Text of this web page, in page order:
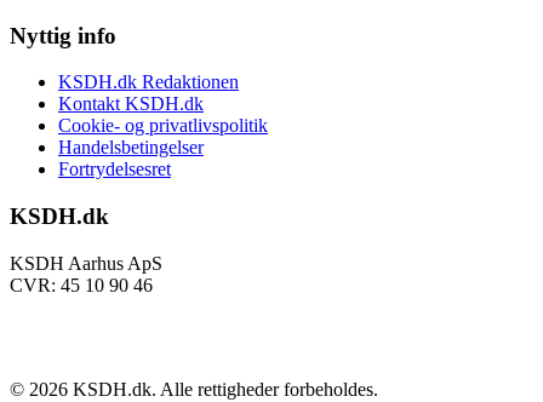
Nyttig info
KSDH.dk Redaktionen
Kontakt KSDH.dk
Cookie- og privatlivspolitik
Handelsbetingelser
Fortrydelsesret
KSDH.dk
KSDH Aarhus ApS
CVR: 45 10 90 46
© 2026 KSDH.dk. Alle rettigheder forbeholdes.